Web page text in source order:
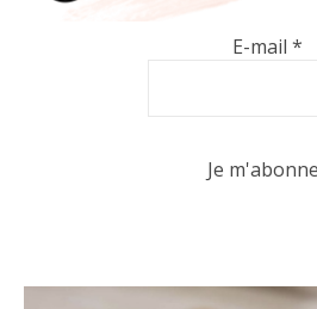
E-mail *